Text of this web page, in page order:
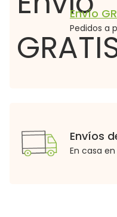
Envío
Pedidos a
Envíos
En casa